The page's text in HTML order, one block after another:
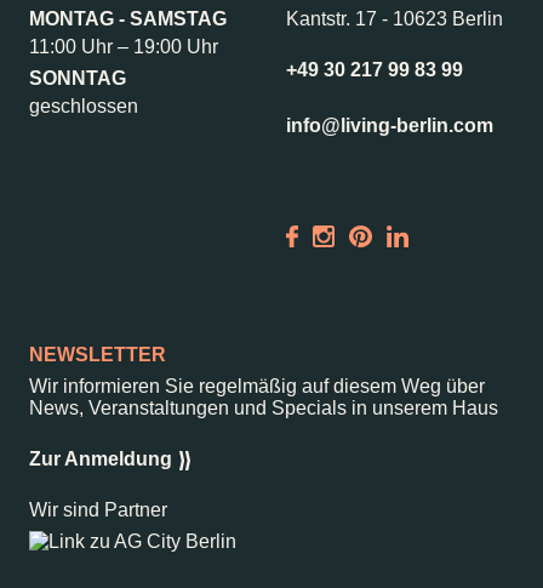
MONTAG - SAMSTAG
11:00 Uhr – 19:00 Uhr
SONNTAG
geschlossen
Kantstr. 17 - 10623 Berlin
+49 30 217 99 83 99
info@living-berlin.com
NEWSLETTER
Wir informieren Sie regelmäßig auf diesem Weg über
News, Veranstaltungen und Specials in unserem Haus
Zur Anmeldung
Wir sind Partner